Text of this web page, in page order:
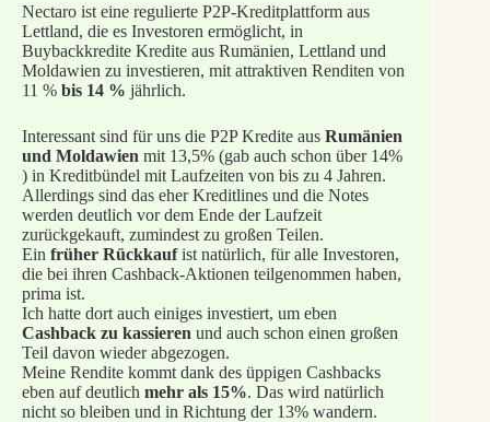
Nectaro ist eine regulierte P2P-Kreditplattform aus
Lettland, die es Investoren ermöglicht, in
Buybackkredite Kredite aus Rumänien, Lettland und
Moldawien zu investieren, mit attraktiven Renditen von
11 %bis 14 % jährlich.
Interessant sind für uns die P2P Kredite aus Rumänien
und Moldawien mit 13,5% (gab auch schon über 14%
) in Kreditbündel mit Laufzeiten von bis zu 4 Jahren.
Allerdings sind das eher Kreditlines und die Notes
werden deutlich vor dem Ende der Laufzeit
zurückgekauft, zumindest zu großen Teilen.
Ein früher Rückkaufist natürlich, für alle Investoren,
die bei ihren Cashback-Aktionen teilgenommen haben,
prima ist.
Ich hatte dort auch einiges investiert, um eben
Cashback zu kassieren und auch schon einen großen
Teil davon wieder abgezogen.
Meine Rendite kommt dank des üppigen Cashbacks
eben auf deutlich mehr als 15%. Das wird natürlich
nicht so bleiben und in Richtung der 13% wandern.